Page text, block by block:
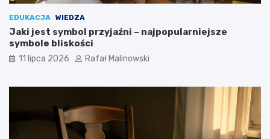
EDUKACJA WIEDZA
Jaki jest symbol przyjaźni – najpopularniejsze
symbole bliskości
11 lipca 2026 Rafał Malinowski